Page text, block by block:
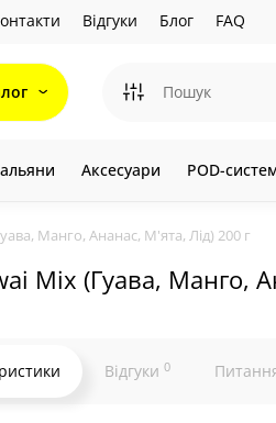
Відгуки Блог FAQ
Аксесуари POD-
Манго, Ананас, М'ята, Лід) 200 г
Mix (Гуава, Манго,
Відгуки 0